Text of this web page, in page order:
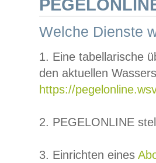
Welche Dienste
1. Eine tabellarische
den aktuellen
https://
2. PEGELONLINE
3. Einrichten eines